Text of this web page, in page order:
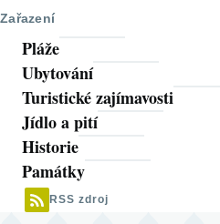
Zařazení
Pláže
Ubytování
Turistické zajímavosti
Jídlo a pití
Historie
Památky
RSS zdroj